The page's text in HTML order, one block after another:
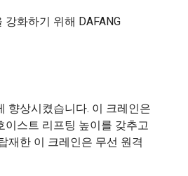
화하기 위해 DAFANG
향상시켰습니다. 이 크레인은
스트 리프팅 높이를 갖추고
재한 이 크레인은 무선 원격